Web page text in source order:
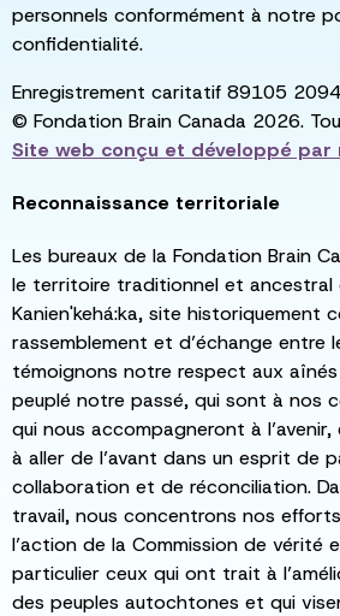
personnels conformément à notre
confidentialité.
Enregistrement caritatif 89105
© Fondation Brain Canada 2026.
Site web conçu et développé par
Reconnaissance territoriale
Les bureaux de la Fondation Brain
le territoire traditionnel et ancestral
Kanien'kehá:ka, site historiquement
rassemblement et d’échange entre
témoignons notre respect aux
peuplé notre passé, qui sont à nos
qui nous accompagneront à
à aller de l’avant dans un esprit de
collaboration et de réconciliation.
travail, nous concentrons nos
l’action de la Commission de vérité
particulier ceux qui ont trait à
des peuples autochtones et qui